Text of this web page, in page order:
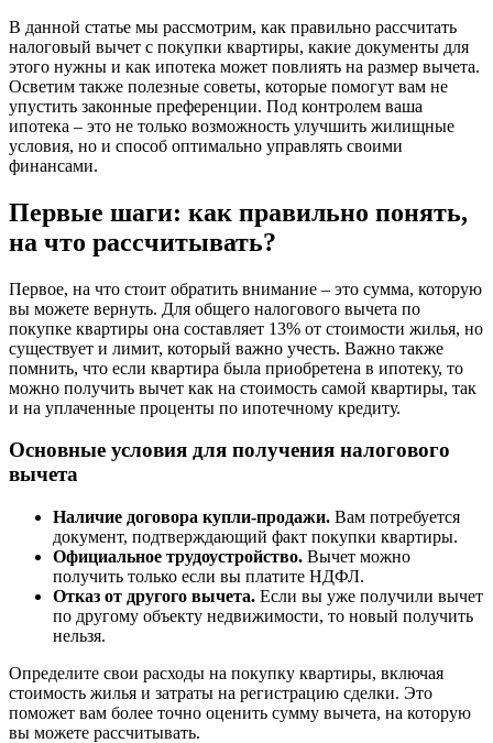
В данной статье мы рассмотрим, как правильно рассчитать
налоговый вычет с покупки квартиры, какие документы для
этого нужны и как ипотека может повлиять на размер вычета.
Осветим также полезные советы, которые помогут вам не
упустить законные преференции. Под контролем ваша
ипотека – это не только возможность улучшить жилищные
условия, но и способ оптимально управлять своими
финансами.
Первые шаги: как правильно понять,
на что рассчитывать?
Первое, на что стоит обратить внимание – это сумма, которую
вы можете вернуть. Для общего налогового вычета по
покупке квартиры она составляет 13% от стоимости жилья, но
существует и лимит, который важно учесть. Важно также
помнить, что если квартира была приобретена в ипотеку, то
можно получить вычет как на стоимость самой квартиры, так
и на уплаченные проценты по ипотечному кредиту.
Основные условия для получения налогового
вычета
Наличие договора купли-продажи. Вам потребуется
документ, подтверждающий факт покупки квартиры.
Официальное трудоустройство. Вычет можно
получить только если вы платите НДФЛ.
Отказ от другого вычета. Если вы уже получили вычет
по другому объекту недвижимости, то новый получить
нельзя.
Определите свои расходы на покупку квартиры, включая
стоимость жилья и затраты на регистрацию сделки. Это
поможет вам более точно оценить сумму вычета, на которую
вы можете рассчитывать.